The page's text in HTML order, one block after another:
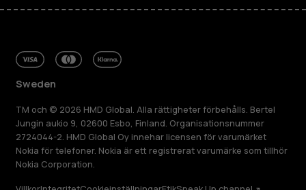
Sweden
TM och © 2026 HMD Global. Alla rättigheter förbehålls. Bertel
Jungin aukio 9, 02600 Esbo, Finland. Organisationsnummer
2724044-2. HMD Global Oy innehar licensen för varumärket
Nokia för telefoner. Nokia är ett registrerat varumärke som tillhör
Nokia Corporation.